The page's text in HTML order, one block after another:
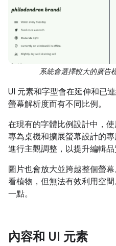
系統會選擇較大的廣告
UI 元素和字型會在延伸和已
螢幕解析度而有不同比例。
在現有的字體比例設計中，
專為桌機和擴展螢幕設計的
進行主觀調整，以提升編輯品
圖片也會放大並跨越整個螢
看植物，但無法有效利用空
一點。
內容和 UI 元素